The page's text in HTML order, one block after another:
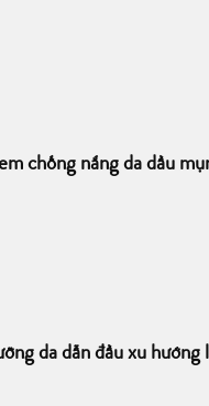
chống nắng da dầu
da dẫn đầu xu hướng